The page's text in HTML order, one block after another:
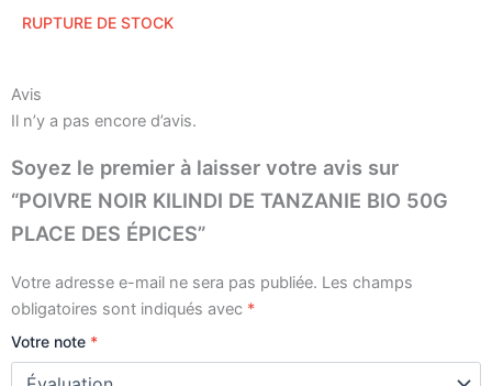
RUPTURE DE STOCK
Avis
Il n’y a pas encore d’avis.
Soyez le premier à laisser votre avis sur
“POIVRE NOIR KILINDI DE TANZANIE BIO 50G
PLACE DES ÉPICES”
Votre adresse e-mail ne sera pas publiée. Les champs
obligatoires sont indiqués avec *
Votre note *